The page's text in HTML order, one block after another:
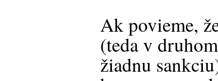
Ak povieme,
(teda v
žiadnu